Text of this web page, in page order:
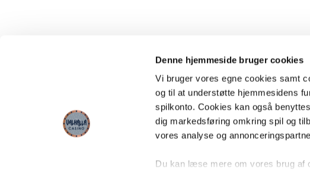
Denne hjemmeside bruger cookies
Vi bruger vores egne cookies samt
og til at understøtte hjemmesidens
spilkonto. Cookies kan også
dig markedsføring omkring spil og
vores analyse og
Du kan læse mere om vores brug af